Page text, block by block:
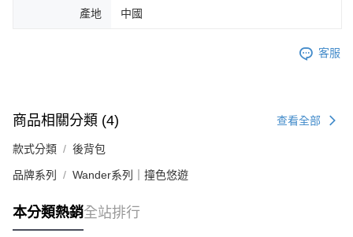
產地 中國
客服
商品相關分類 (4) 查看全部
款式分類 後背包
品牌系列 Wander系列｜撞色悠遊
本分類熱銷全站排行